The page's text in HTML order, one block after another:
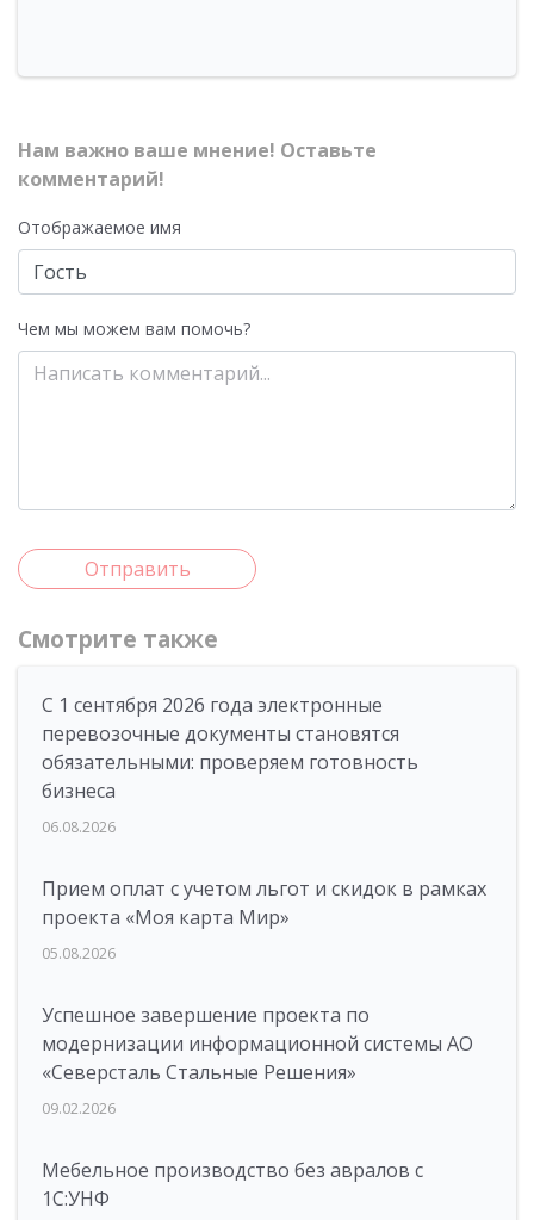
Нам важно ваше мнение! Оставьте
комментарий!
Отображаемое имя
Чем мы можем вам помочь?
Отправить
Смотрите также
С 1 сентября 2026 года электронные
перевозочные документы становятся
обязательными: проверяем готовность
бизнеса
06.08.2026
Прием оплат с учетом льгот и скидок в рамках
проекта «Моя карта Мир»
05.08.2026
Успешное завершение проекта по
модернизации информационной системы АО
«Северсталь Стальные Решения»
09.02.2026
Мебельное производство без авралов с
1С:УНФ